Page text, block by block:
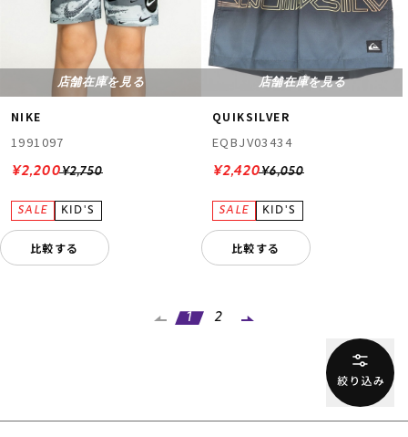
店舗在庫を見る
NIKE
1991097
¥2,750
¥2,200
比較する
店舗在庫を見る
QUIKSILVER
EQBJV03434
¥6,050
¥2,420
比較する
1 2